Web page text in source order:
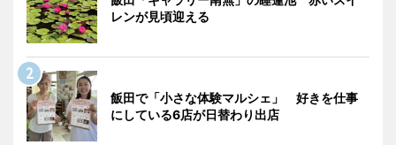
レンが見頃迎える
飯田で「小さな体験マルシェ」 好きを仕事
にしている6店が日替わり出店